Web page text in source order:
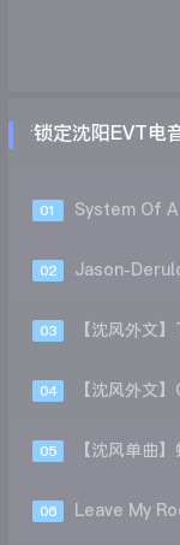
请锁定沈阳EVT电
01
02
03
04
05
06 Leave My